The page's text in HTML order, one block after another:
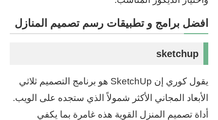
افضل برامج و تطبيقات رسم تصميم المنازل
sketchup
يقول كوري إن SketchUp هو برنامج التصميم ثلاثي
الأبعاد المجاني الأكثر شمولاً الذي ستجده على الويب.
أداة تصميم المنزل القوية هذه غامرة بما يكفي